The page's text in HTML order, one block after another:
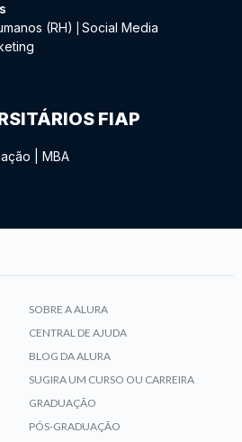
(RH)
Social Media
FIAP
MBA
SOBRE A ALURA
CENTRAL DE AJUDA
BLOG DA ALURA
SUGIRA UM CURSO OU CARREIRA
GRADUAÇÃO
PÓS-GRADUAÇÃO